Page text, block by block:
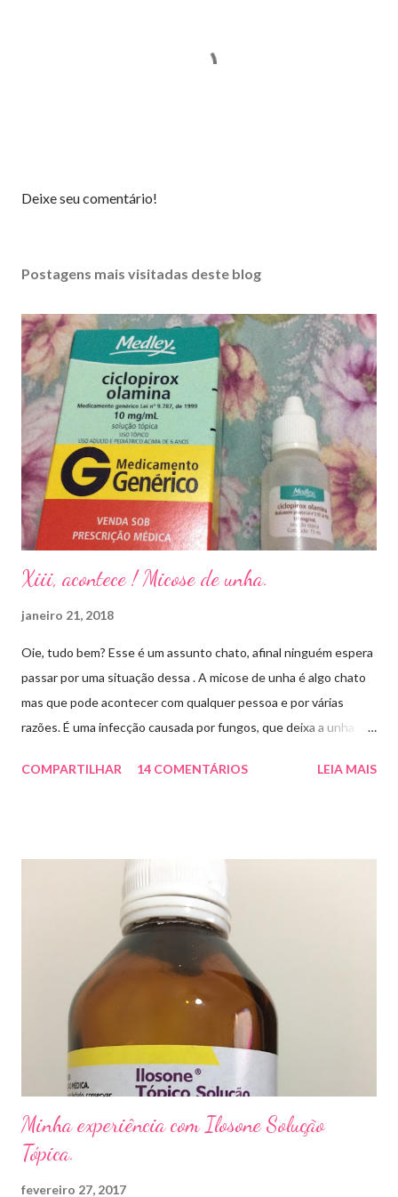
P
a
u
m
c
o
m
e
t
á
r
i
o
Deixe seu comentário!
Postagens mais visitadas deste blog
Xiii, acontece ! Micose de unha.
janeiro 21, 2018
Oie, tudo bem? Esse é um assunto chato, afinal ninguém espera
passar por uma situação dessa . A micose de unha é algo chato
mas que pode acontecer com qualquer pessoa e por várias
razões. É uma infecção causada por fungos, que deixa a unha
descolar da pele. As causas mais comuns dessas micoses é por
micose de unha é feito com esmaltes antifúngicos ou remédios
orais ,ou para aplicação local receitados pelo dermatologista. O
tempo para tratamento pode variar de 06 meses a um ano. Para
quem prefere tratamentos caseiros , pode aplicar óleo de cravo
duas vezes ao dia. Eu já passei por isso, pelo uso de muito
sapato fechado e apertado . E utilizei o Ciclopirox olamina que é
um agente antifúngico sintético para tratamento dermatológico
COMPARTILHAR 14 COMENTÁRIOS LEIA MAIS
Minha experiência com Ilosone Solução
Tópica.
fevereiro 27, 2017